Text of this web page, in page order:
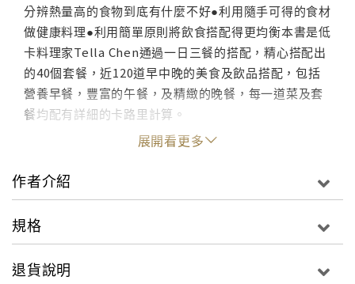
分辨熱量高的食物到底有什麼不好●利用隨手可得的食材
做健康料理●利用簡單原則將飲食搭配得更均衡本書是低
卡料理家Tella Chen通過一日三餐的搭配，精心搭配出
的40個套餐，近120道早中晚的美食及飲品搭配，包括
營養早餐，豐富的午餐，及精緻的晚餐，每一道菜及套
餐均配有詳細的卡路里計算。
展開看更多
作者介紹
規格
退貨說明